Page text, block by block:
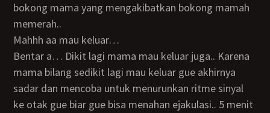
bokong mama yang mengakibatkan bokong mamah
memerah..
Mahhh aa mau keluar…
Bentar a… Dikit lagi mama mau keluar juga.. Karena
mama bilang sedikit lagi mau keluar gue akhirnya
sadar dan mencoba untuk menurunkan ritme sinyal
ke otak gue biar gue bisa menahan ejakulasi.. 5 menit